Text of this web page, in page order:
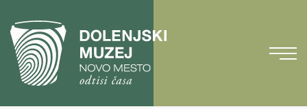
contentTo
main
menu